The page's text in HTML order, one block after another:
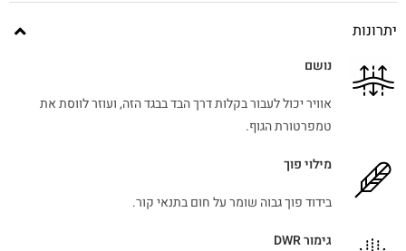
יתרונות
נושם
אוויר יכול לעבור בקלות דרך הבד בבגד הזה, ועוזר לווסת את
טמפרטורת הגוף.
מילוי פוך
בידוד פוך גבוה שומר על חום בתנאי קור.
גימור DWR